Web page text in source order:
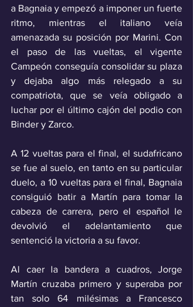
a Bagnaia y empezó a imponer un fuerte
ritmo, mientras el italiano veía
amenazada su posición por Marini. Con
el paso de las vueltas, el vigente
Campeón conseguía consolidar su plaza
y dejaba algo más relegado a su
compatriota, que se veía obligado a
luchar por el último cajón del podio con
Binder y Zarco.
A 12 vueltas para el final, el sudafricano
se fue al suelo, en tanto en su particular
duelo, a 10 vueltas para el final, Bagnaia
consiguió batir a Martín para tomar la
cabeza de carrera, pero el español le
devolvió el adelantamiento que
sentenció la victoria a su favor.
Al caer la bandera a cuadros, Jorge
Martín cruzaba primero y superaba por
tan solo 64 milésimas a Francesco